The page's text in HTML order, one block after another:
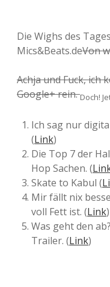
Die Wighs des
Mics&Beats.deVon
Achja und Fuck, ich
Google+ rein.Doch!
Ich sag nur
(Link)
Die Top 7 der
Hop Sachen. (
Skate to Kabul (
Mir fällt nix
voll Fett ist. (Link)
Was geht den ab?
Trailer. (Link)